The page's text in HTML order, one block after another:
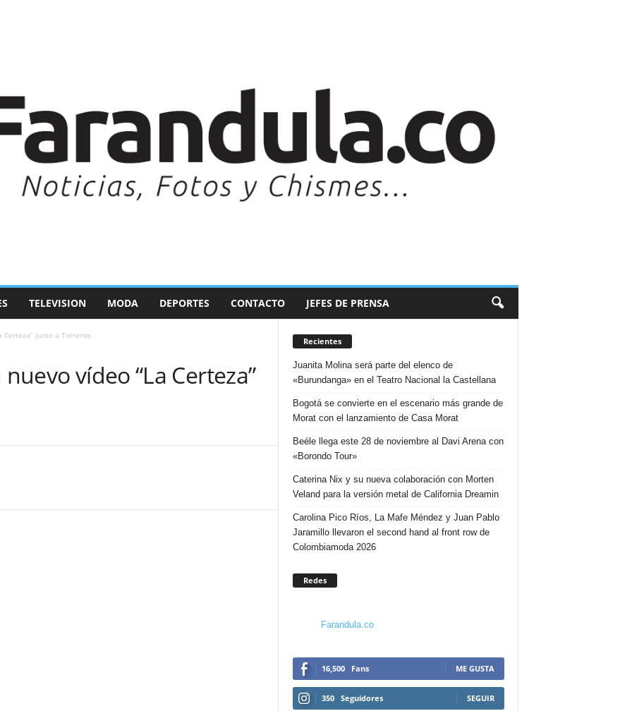
TELEVISION MODA DEPORTES CONTACTO JEFES DE PRENSA
Certeza” junto a Torrente.
vídeo “La Certeza”
Recientes
Juanita Molina será parte del elenco de
«Burundanga» en el Teatro Nacional la Castellana
Bogotá se convierte en el escenario más grande de
Morat con el lanzamiento de Casa Morat
Beéle llega este 28 de noviembre al Davi Arena con
«Borondo Tour»
Caterina Nix y su nueva colaboración con Morten
Veland para la versión metal de California Dreamin
Carolina Pico Ríos, La Mafe Méndez y Juan Pablo
Jaramillo llevaron el second hand al front row de
Colombiamoda 2026
Redes
Farandula.co
16,500 Fans ME GUSTA
350 Seguidores SEGUIR